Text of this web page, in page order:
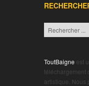
ToutBaigne est
téléchargement
artistique. Nous